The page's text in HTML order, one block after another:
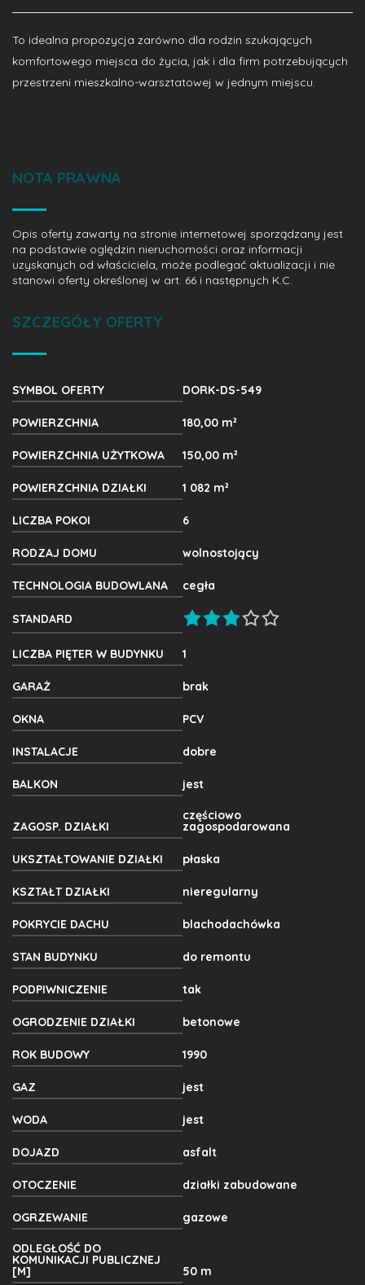
To idealna propozycja zarówno dla rodzin szukających
komfortowego miejsca do życia, jak i dla firm potrzebujących
przestrzeni mieszkalno-warsztatowej w jednym miejscu.
NOTA PRAWNA
Opis oferty zawarty na stronie internetowej sporządzany jest
na podstawie oględzin nieruchomości oraz informacji
uzyskanych od właściciela, może podlegać aktualizacji i nie
stanowi oferty określonej w art. 66 i następnych K.C.
SZCZEGÓŁY OFERTY
SYMBOL OFERTY DORK-DS-549
POWIERZCHNIA 180,00 m²
POWIERZCHNIA UŻYTKOWA 150,00 m²
POWIERZCHNIA DZIAŁKI 1 082 m²
LICZBA POKOI 6
RODZAJ DOMU wolnostojący
TECHNOLOGIA BUDOWLANA cegła
STANDARD
LICZBA PIĘTER W BUDYNKU 1
GARAŻ brak
OKNA PCV
INSTALACJE dobre
BALKON jest
ZAGOSP. DZIAŁKI
częściowo
zagospodarowana
UKSZTAŁTOWANIE DZIAŁKI płaska
KSZTAŁT DZIAŁKI nieregularny
POKRYCIE DACHU blachodachówka
STAN BUDYNKU do remontu
PODPIWNICZENIE tak
OGRODZENIE DZIAŁKI betonowe
ROK BUDOWY 1990
GAZ jest
WODA jest
DOJAZD asfalt
OTOCZENIE działki zabudowane
OGRZEWANIE gazowe
ODLEGŁOŚĆ DO
KOMUNIKACJI PUBLICZNEJ
[M] 50 m